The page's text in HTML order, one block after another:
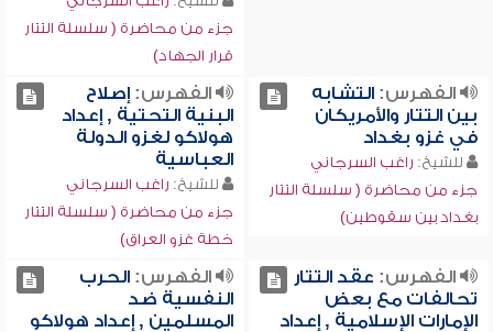
جزء من محاضرة ( سلسلة التتار
قرار الجهاد)
الفهرس:التشابه
بين التتار والأمريكان
في غزو بغداد
للشيخ: راغب السرجاني
جزء من محاضرة ( سلسلة التتار
بغداد بين سقوطين)
الفهرس:إصلاح
البنية التحتية , إعداد
هولاكو لغزو الدولة
العباسية
للشيخ: راغب السرجاني
جزء من محاضرة ( سلسلة التتار
خطة غزو العراق)
الفهرس: عقد التتار
تحالفات مع بعض
الإمارات الإسلامية , إعداد
الفهرس:الحرب
النفسية ضد
المسلمين , إعداد هولاكو